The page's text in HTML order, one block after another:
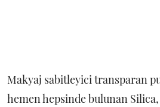
Makyaj sabitleyici transparan
hemen hepsinde bulunan Silica,